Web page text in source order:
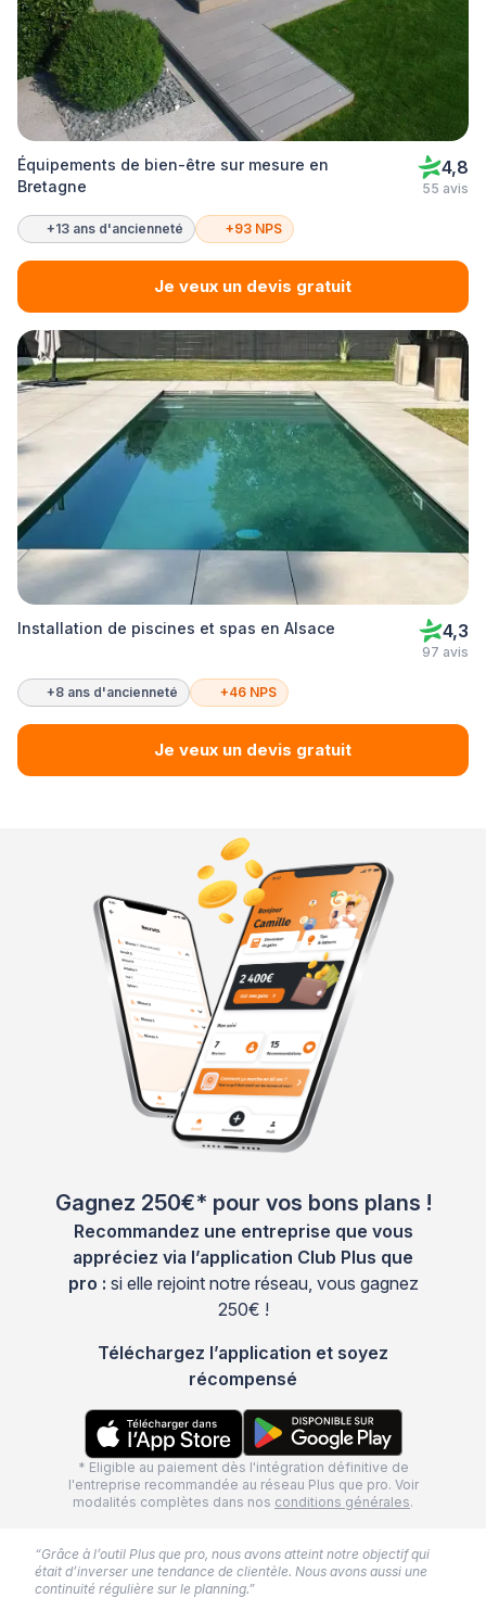
Équipements de bien-être sur mesure en
Bretagne
4,8
55 avis
+13 ans d'ancienneté +93 NPS
Je veux un devis gratuit
Installation de piscines et spas en Alsace 4,3
97 avis
+8 ans d'ancienneté +46 NPS
Je veux un devis gratuit
Gagnez 250€* pour vos bons plans !
Recommandez une entreprise que vous
appréciez via l’application Club Plus que
pro : si elle rejoint notre réseau, vous gagnez
250€ !
Téléchargez l’application et soyez
récompensé
* Eligible au paiement dès l'intégration définitive de
l'entreprise recommandée au réseau Plus que pro. Voir
modalités complètes dans nos conditions générales.
“Grâce à l’outil Plus que pro, nous avons atteint notre objectif qui
était d’inverser une tendance de clientèle. Nous avons aussi une
continuité régulière sur le planning.”